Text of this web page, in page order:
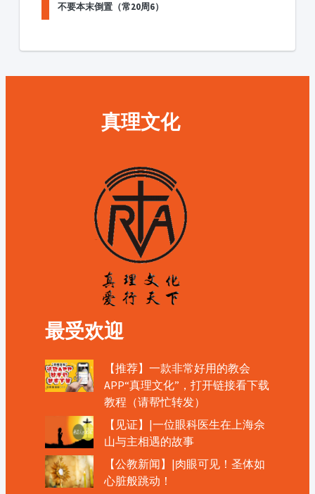
不要本末倒置（常20周6）
真理文化
最受欢迎
【推荐】一款非常好用的教会
APP“真理文化”，打开链接看下载
教程（请帮忙转发）
【见证】|一位眼科医生在上海佘
山与主相遇的故事
【公教新闻】|肉眼可见！圣体如
心脏般跳动！